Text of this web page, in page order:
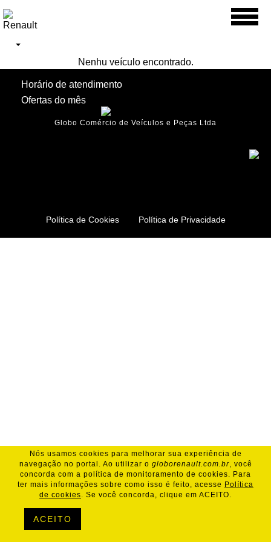
Nenhu veículo encontrado.
Horário de atendimento
Ofertas do mês
Globo Comércio de Veículos e Peças Ltda
Política de Cookies Política de Privacidade
Nós usamos cookies para melhorar sua experiência de
navegação no portal. Ao utilizar o globorenault.com.br, você
concorda com a política de monitoramento de cookies. Para
ter mais informações sobre como isso é feito, acesse Política
de cookies. Se você concorda, clique em ACEITO.
ACEITO